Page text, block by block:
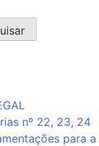
nº 22, 23, 24
para a